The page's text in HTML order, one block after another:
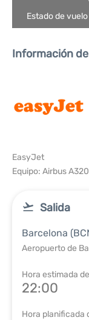
Estado de
Información
EasyJet
Equipo: Airbus A320
Salida
Barcelona
Aeropuerto de
Hora estimada
22:00
Hora planificada